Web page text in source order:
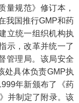
量规范》修订本，
我国推行GMP和药
立统一组织机构执
示，改革并统一了
管理局。该局安全
处具体负责GMP执
年新颁布了《药
并制定了附录。该